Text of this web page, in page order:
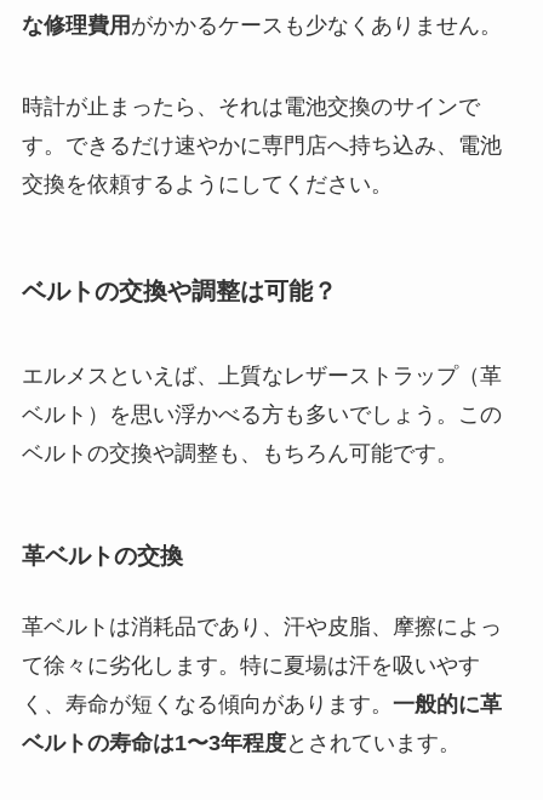
な修理費用 がかかるケースも少なくありません。
時計が止まったら、それは電池交換のサインで
す。できるだけ速やかに専門店へ持ち込み、電池
交換を依頼するようにしてください。
ベルトの交換や調整は可能？
エルメスといえば、上質なレザーストラップ（革
ベルト）を思い浮かべる方も多いでしょう。この
ベルトの交換や調整も、もちろん可能です。
革ベルトの交換
革ベルトは消耗品であり、汗や皮脂、摩擦によっ
て徐々に劣化します。特に夏場は汗を吸いやす
く、寿命が短くなる傾向があります。 一般的に革
ベルトの寿命は1〜3年程度とされています。